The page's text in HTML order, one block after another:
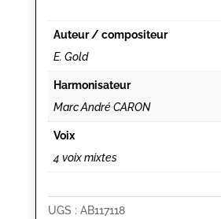
Auteur / compositeur
E. Gold
Harmonisateur
Marc André CARON
Voix
4 voix mixtes
UGS : AB117118